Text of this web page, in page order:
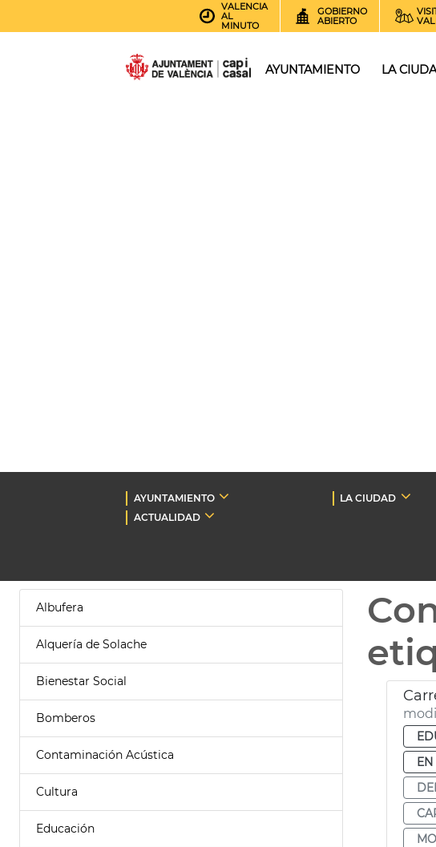
VALENCIA
AL
MINUTO
GOBIERNO
ABIERTO
AYUNTAMIENTO LA
AYUNTAMIENTO LA CIUDAD
ACTUALIDAD
Albufera
Alquería de Solache
Bienestar Social
Bomberos
Contaminación Acústica
Cultura
Educación